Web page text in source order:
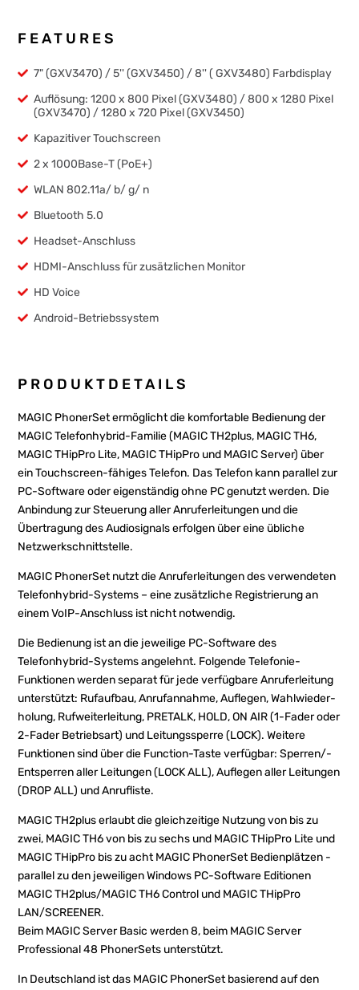
PRODUKTDETAILS
MAGIC PhonerSet ermöglicht die komfortable Bedienung der
MAGIC Telefonhybrid-Familie (MAGIC TH2plus, MAGIC TH6,
MAGIC THipPro Lite, MAGIC THipPro und MAGIC Server) über
ein Touchscreen-fähiges Telefon. Das Telefon kann parallel zur
PC-Soft­ware oder eigen­ständig ohne PC genutzt werden. Die
Anbindung zur Steuerung aller Anrufer­leitungen und die
Übertragung des Audiosignals erfolgen über eine übliche
Netzwerk­schnittstelle.
MAGIC PhonerSet nutzt die Anruferleitungen des verwendeten
Telefon­hybrid-Systems – eine zusätzliche Registrierung an
einem VoIP-Anschluss ist nicht notwendig.
Die Bedienung ist an die jeweilige PC-Software des
Telefonhybrid-Systems angelehnt. Folgende Telefonie-
Funktionen werden separat für jede verfüg­bare Anrufer­leitung
unterstützt: Rufaufbau, Anrufannahme, Auflegen, Wahlwieder­
holung, Rufweiterleitung, PRETALK, HOLD, ON AIR (1-Fader oder
2-Fader Betriebsart) und Leitungssperre (LOCK). Weitere
Funktionen sind über die Function-Taste verfügbar: Sperren/­
Entsperren aller Leitungen (LOCK ALL), Auflegen aller Leitungen
(DROP ALL) und Anrufliste.
MAGIC TH2plus erlaubt die gleichzeitige Nutzung von bis zu
zwei, MAGIC TH6 von bis zu sechs und MAGIC THipPro Lite und
MAGIC THipPro bis zu acht MAGIC PhonerSet Bedienplätzen -
parallel zu den jeweiligen Windows PC-Software Editionen
MAGIC TH2plus/MAGIC TH6 Control und MAGIC THipPro
LAN/SCREENER.
Beim MAGIC Server Basic werden 8, beim MAGIC Server
Professional 48 PhonerSets unterstützt.
In Deutschland ist das MAGIC PhonerSet basierend auf den
FEATURES
7" (GXV3470) / 5'' (GXV3450) / 8'' ( GXV3480) Farbdisplay
Auflösung: 1200 x 800 Pixel (GXV3480) / 800 x 1280 Pixel
(GXV3470) / 1280 x 720 Pixel (GXV3450)
Kapazitiver Touchscreen
2 x 1000Base-T (PoE+)
WLAN 802.11a/ b/ g/ n
Bluetooth 5.0
Headset-Anschluss
HDMI-Anschluss für zusätzlichen Monitor
HD Voice
Android-Betriebssystem